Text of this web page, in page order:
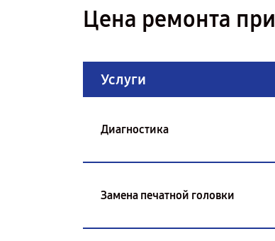
Цена ремонта
Услуги
Диагностика
Замена печатной головки